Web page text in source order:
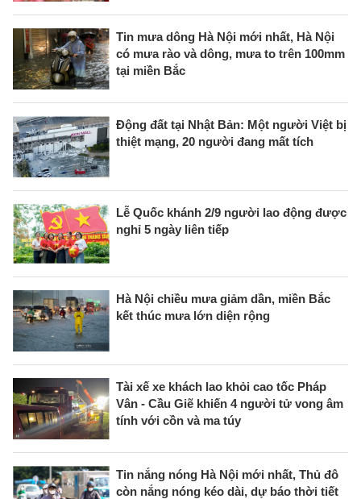
Tin mưa dông Hà Nội mới nhất, Hà Nội
có mưa rào và dông, mưa to trên 100mm
tại miền Bắc
Động đất tại Nhật Bản: Một người Việt bị
thiệt mạng, 20 người đang mất tích
Lễ Quốc khánh 2/9 người lao động được
nghỉ 5 ngày liên tiếp
Hà Nội chiều mưa giảm dần, miền Bắc
kết thúc mưa lớn diện rộng
Tài xế xe khách lao khỏi cao tốc Pháp
Vân - Cầu Giẽ khiến 4 người tử vong âm
tính với cồn và ma túy
Tin nắng nóng Hà Nội mới nhất, Thủ đô
còn nắng nóng kéo dài, dự báo thời tiết